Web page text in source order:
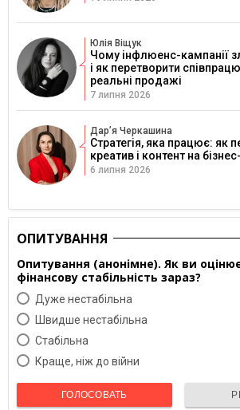
Юлія Віщук
Чому інфлюенс-кампанії
і як перетворити
реальні продажі
7 липня 2026
Дарʼя Черкашина
Стратегія, яка працює: як
креатив і контент на
6 липня 2026
ОПИТУВАННЯ
Опитування (анонімне). Як ви
фінансову стабільність зараз?
Дуже нестабільна
Швидше нестабільна
Cтабільна
Краще, ніж до війни
ГОЛОСОВАТЬ